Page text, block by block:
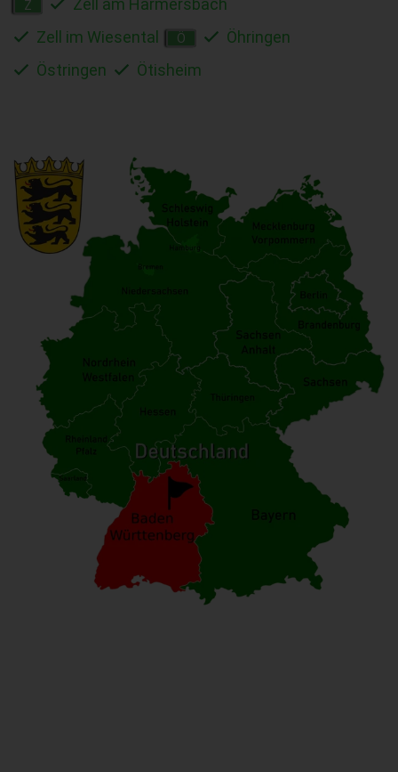
Z
Zell im Wiesental
Ö
Öhringen
Östringen
Ötisheim